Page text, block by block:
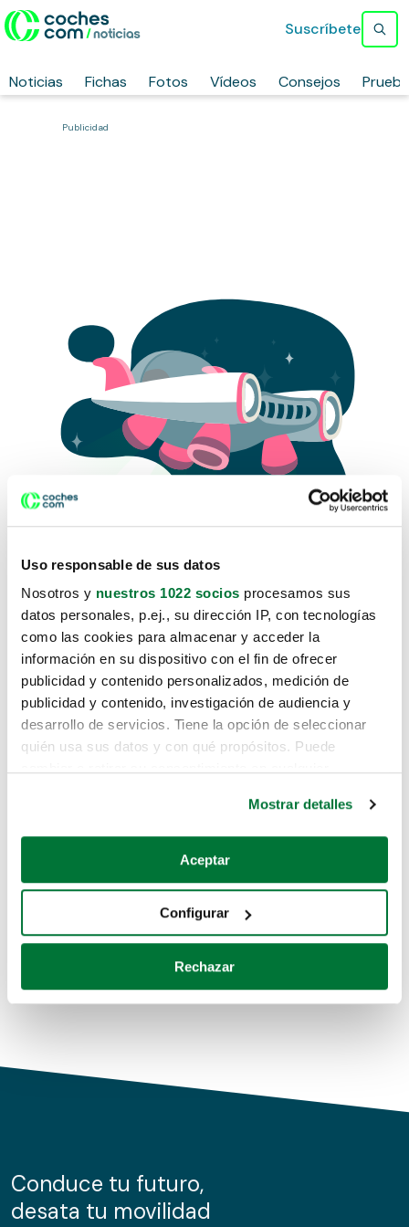
Uso responsable de sus datos
Nosotros y nuestros 1022 socios procesamos sus
datos personales, p.ej., su dirección IP, con tecnologías
como las cookies para almacenar y acceder la
información en su dispositivo con el fin de ofrecer
publicidad y contenido personalizados, medición de
publicidad y contenido, investigación de audiencia y
desarrollo de servicios. Tiene la opción de seleccionar
quién usa sus datos y con qué propósitos. Puede
Si lo permite, también quisiéramos:
Recopilar información sobre su ubicación geográfica
Identificar su dispositivo analizándolo activamente
para buscar características específicas (huellas
Obtenga más información sobre cómo se procesan sus
de cookies.
información sobre el uso que haga del sitio web con
nuestros partners de redes sociales, publicidad y análisis
Mostrar detalles
Aceptar
Configurar
Rechazar
Noticias Fichas Fotos Vídeos Consejos
Suscríbete
Publicidad
Lo sentimos, no sabemos como
te hemos traido hasta aquí.
Pero puedes encontrar el coche que estás
buscando en alguno de estos enlaces:
Coches de segunda mano
Coches de km0
Conduce tu futuro,
desata tu movilidad